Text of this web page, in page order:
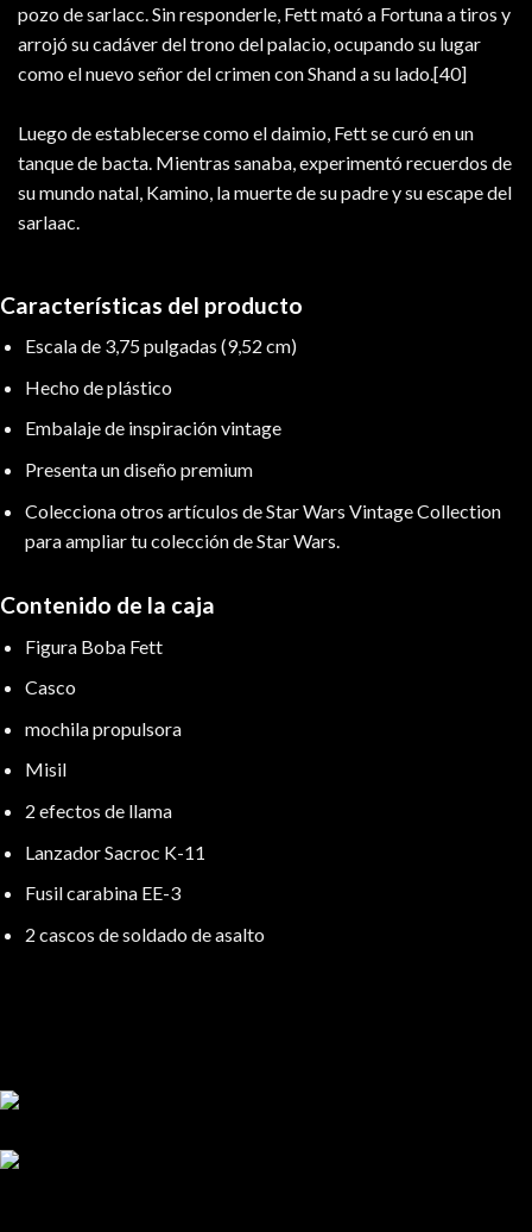
pozo de sarlacc. Sin responderle, Fett mató a Fortuna a tiros y
arrojó su cadáver del trono del palacio, ocupando su lugar
como el nuevo señor del crimen con Shand a su lado.[40]
Luego de establecerse como el daimio, Fett se curó en un
tanque de bacta. Mientras sanaba, experimentó recuerdos de
su mundo natal, Kamino, la muerte de su padre y su escape del
sarlaac.
Características del producto
Escala de 3,75 pulgadas (9,52 cm)
Hecho de plástico
Embalaje de inspiración vintage
Presenta un diseño premium
Colecciona otros artículos de Star Wars Vintage Collection
para ampliar tu colección de Star Wars.
Contenido de la caja
Figura Boba Fett
Casco
mochila propulsora
Misil
2 efectos de llama
Lanzador Sacroc K-11
Fusil carabina EE-3
2 cascos de soldado de asalto